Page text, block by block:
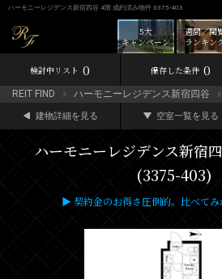
ハーモニーレジデンス新宿四谷 4階 成約済み物件 3375-403
週間／閲
ランキン
5大
キャンペーン
検討中リスト 0 保存した条件 0
REIT FIND ハーモニーレジデンス新宿四谷
建物詳細を見る 空室一覧を見る
ハーモニーレジデンス新宿
(3375-403)
▶ 契約金のお得さ圧倒的。比べて